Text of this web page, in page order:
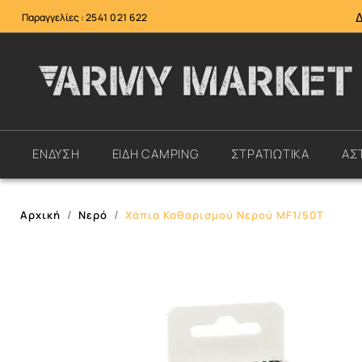
Παραγγελίες :2541 021 622
ΕΝΔΥΣΗ ΕΙΔΗ CAMPING ΣΤΡΑΤΙΩΤΙΚΑ
Αρχική Νερό Χάπια Καθαρισμού Νερού MF1/50T